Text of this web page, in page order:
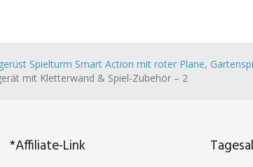
Spielturm Smart Action mit roter Plane,
mit Kletterwand & Spiel-Zubehör – 2
*Affiliate-Link